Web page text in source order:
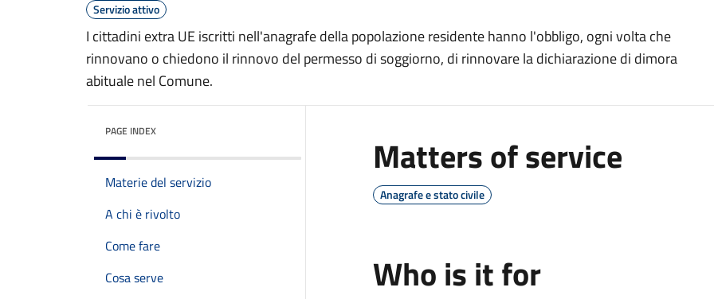
Servizio attivo
I cittadini extra UE iscritti nell'anagrafe della popolazione residente hanno l'obbligo, ogni volta che
rinnovano o chiedono il rinnovo del permesso di soggiorno, di rinnovare la dichiarazione di dimora
abituale nel Comune.
PAGE INDEX
Materie del servizio
A chi è rivolto
Come fare
Cosa serve
Matters of service
Anagrafe e stato civile
Who is it for